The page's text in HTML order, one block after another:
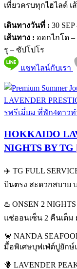
เที่ยวครบทุกไฮไลด์ เ
เดินทางวันที่ : 30 SEP
เส้นทาง : ฮอกไกโด –
รุ – ซัปโปโร
แชทไลน์กับเรา
HOKKAIDO
NIGHTS BY TG
✈️ TG FULL
บินตรง สะดวกสบาย
♨️ ONSEN 2 NIGHTS
แช่ออนเซ็น 2 คืนเต็
🦀 NANDA
มื้อพิเศษบุฟเฟ่ต์ปูยัก
🪻 LAVENDER